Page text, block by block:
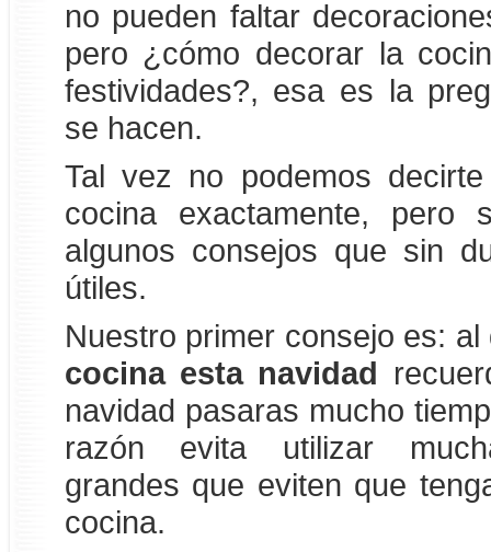
no pueden faltar
pero ¿cómo decorar la
festividades?, esa es la
se hacen.
Tal vez no podemos
cocina exactamente, pero
algunos consejos que sin
útiles.
Nuestro primer consejo es:
cocina esta navidad
navidad pasaras mucho
razón evita utilizar
grandes que eviten que
cocina.